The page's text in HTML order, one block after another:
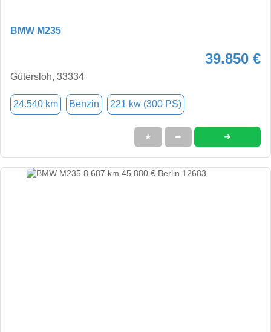
BMW M235
39.850 €
Gütersloh, 33334
24.540 km Benzin 221 kw (300 PS)
★ ➦ ➜